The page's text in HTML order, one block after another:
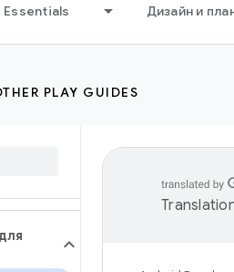
Essentials Дизайн и
PLAY GUIDES